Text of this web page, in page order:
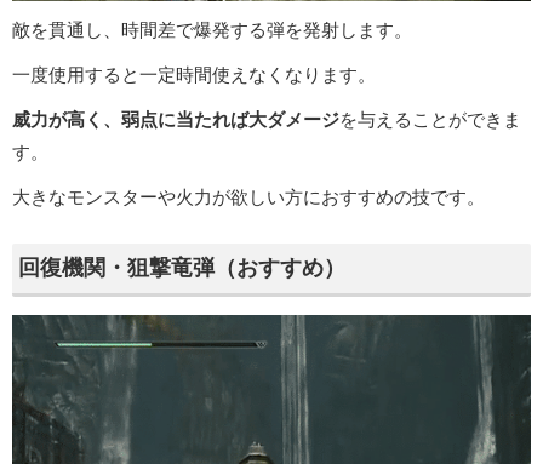
敵を貫通し、時間差で爆発する弾を発射します。
一度使用すると一定時間使えなくなります。
威力が高く、弱点に当たれば大ダメージを与えることができま
す。
大きなモンスターや火力が欲しい方におすすめの技です。
回復機関・狙撃竜弾（おすすめ）